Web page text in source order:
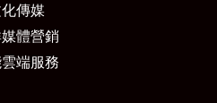
傳媒
體營銷
端服務